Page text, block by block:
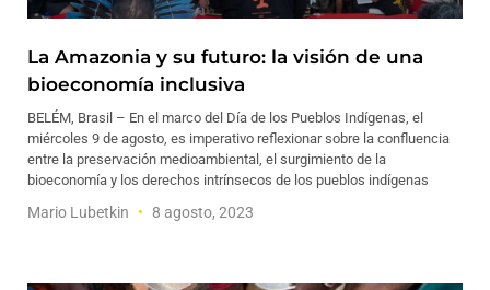
La Amazonia y su futuro: la visión de una
bioeconomía inclusiva
BELÉM, Brasil – En el marco del Día de los Pueblos Indígenas, el
miércoles 9 de agosto, es imperativo reflexionar sobre la confluencia
entre la preservación medioambiental, el surgimiento de la
bioeconomía y los derechos intrínsecos de los pueblos indígenas
Mario Lubetkin 8 agosto, 2023